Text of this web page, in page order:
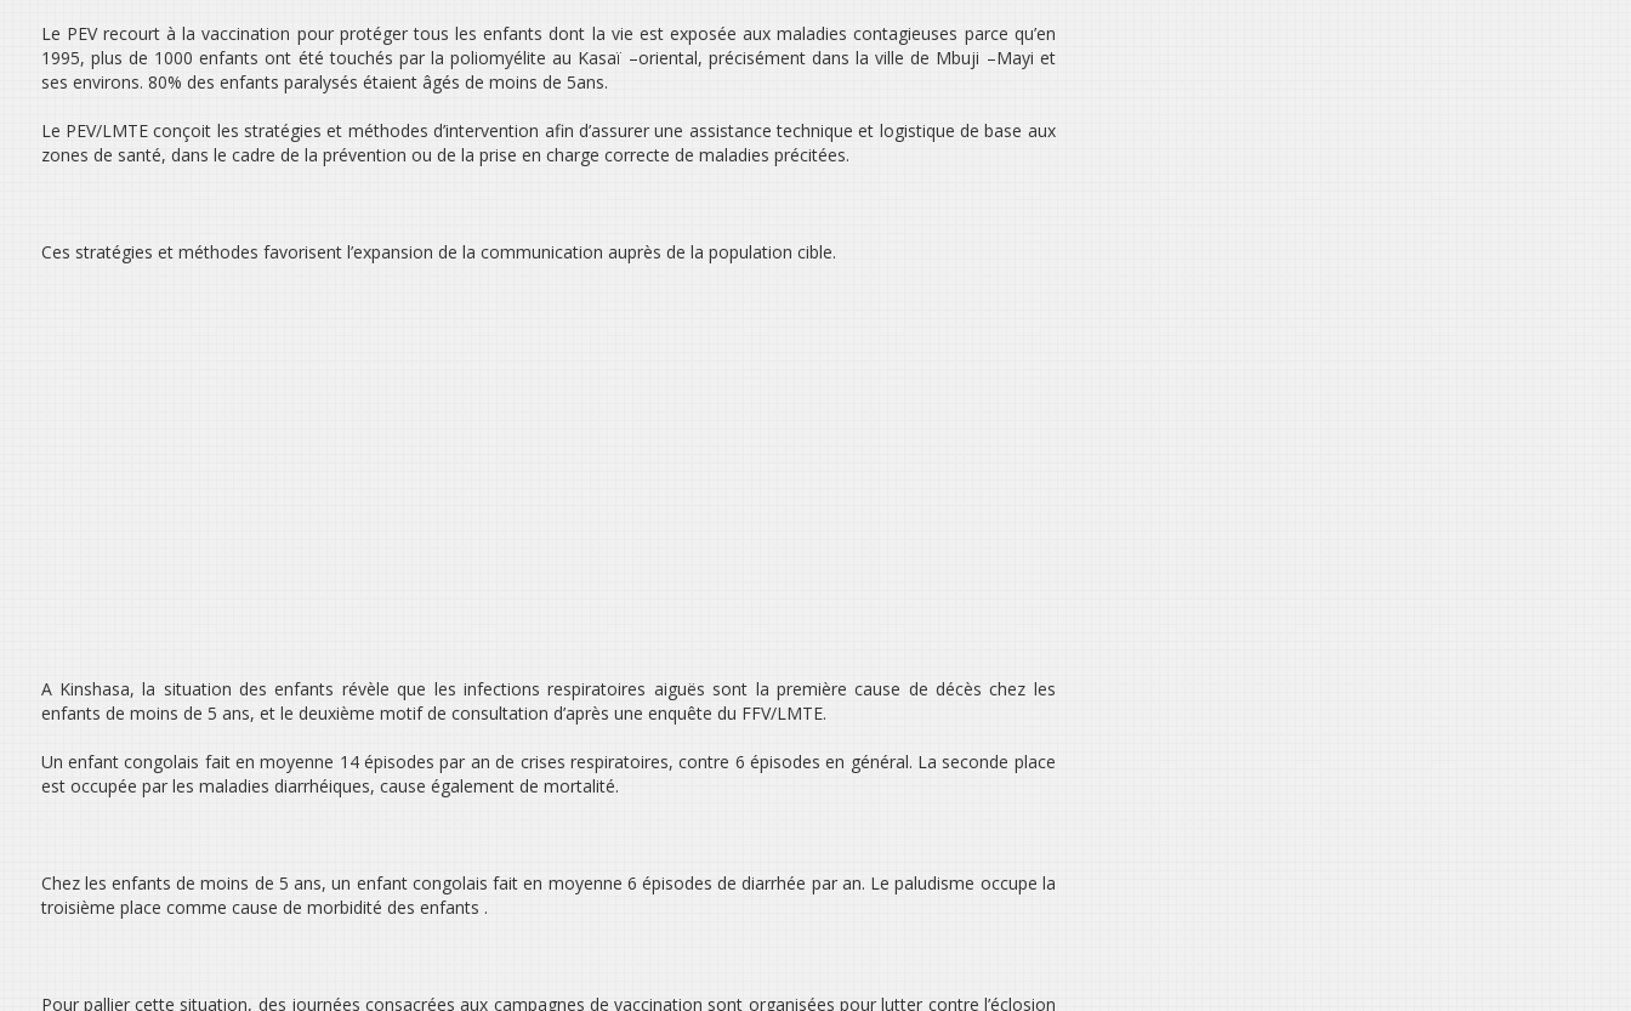
Le PEV recourt à la vaccination pour protéger tous les enfants dont la vie est exposée aux maladies contagieuses parce qu’en
1995, plus de 1000 enfants ont été touchés par la poliomyélite au Kasaï –oriental, précisément dans la ville de Mbuji –Mayi et
ses environs. 80% des enfants paralysés étaient âgés de moins de 5ans.
Le PEV/LMTE conçoit les stratégies et méthodes d’intervention afin d’assurer une assistance technique et logistique de base aux
zones de santé, dans le cadre de la prévention ou de la prise en charge correcte de maladies précitées.
Ces stratégies et méthodes favorisent l’expansion de la communication auprès de la population cible.
A Kinshasa, la situation des enfants révèle que les infections respiratoires aiguës sont la première cause de décès chez les
enfants de moins de 5 ans, et le deuxième motif de consultation d’après une enquête du FFV/LMTE.
Un enfant congolais fait en moyenne 14 épisodes par an de crises respiratoires, contre 6 épisodes en général. La seconde place
est occupée par les maladies diarrhéiques, cause également de mortalité.
Chez les enfants de moins de 5 ans, un enfant congolais fait en moyenne 6 épisodes de diarrhée par an. Le paludisme occupe la
troisième place comme cause de morbidité des enfants .
Pour pallier cette situation, des journées consacrées aux campagnes de vaccination sont organisées pour lutter contre l’éclosion